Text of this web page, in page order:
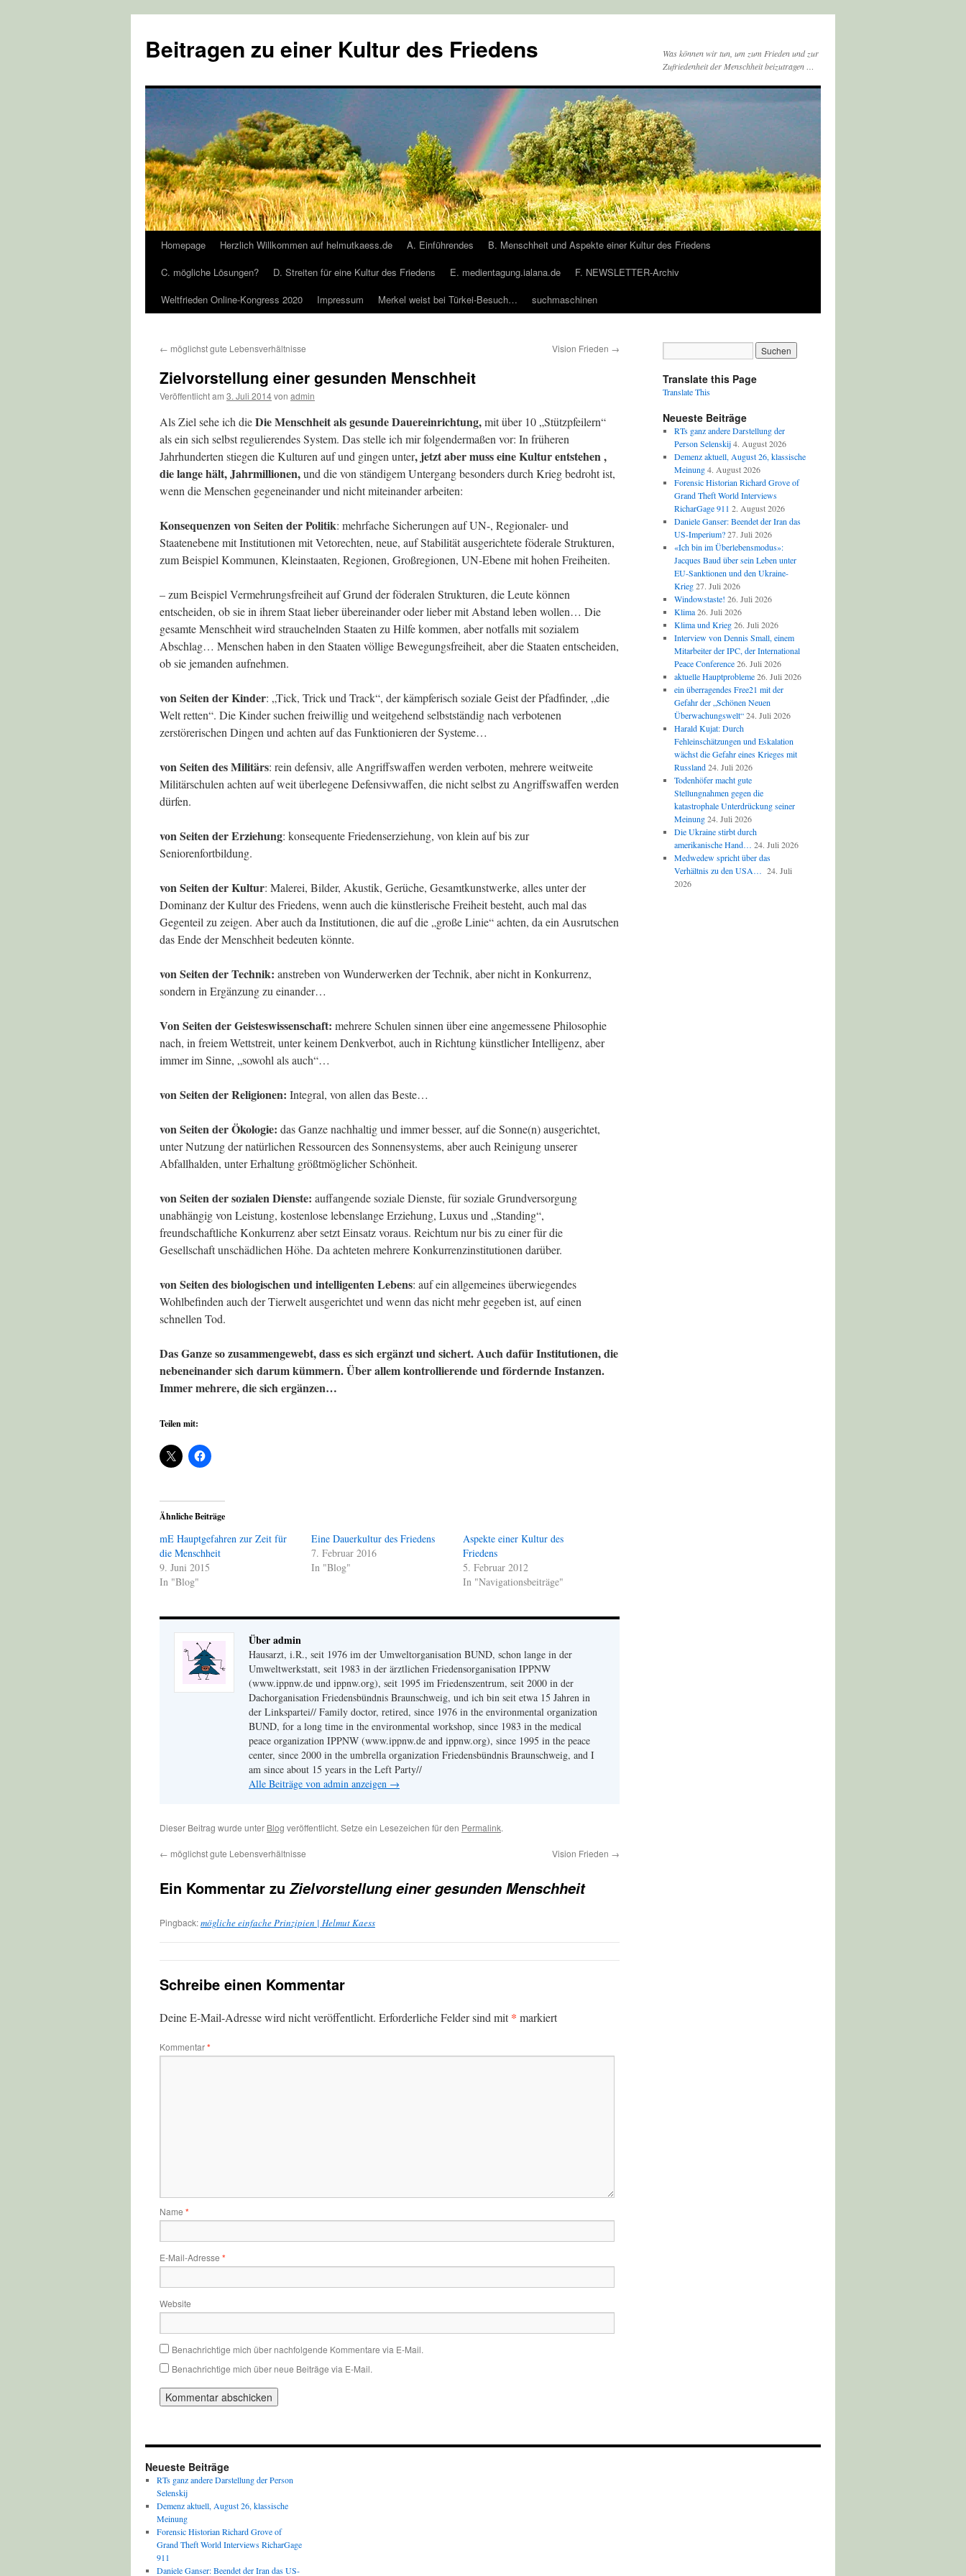
springen
Beitragen zu einer Kultur des Friedens
Was können wir tun, um zum Frieden und zur
Zufriedenheit der Menschheit beizutragen …
Homepage Herzlich Willkommen auf helmutkaess.de A. Einführendes
B. Menschheit und Aspekte einer Kultur des Friedens
C. mögliche Lösungen?
D. Streiten für eine Kultur des Friedens E. medientagung.ialana.de
F. NEWSLETTER-Archiv
Weltfrieden Online-Kongress 2020
Impressum Merkel weist bei Türkei-Besuch… suchmaschinen
← möglichst gute Lebensverhältnisse Vision Frieden →
Zielvorstellung einer gesunden Menschheit
Veröffentlicht am 3. Juli 2014von admin
Als Ziel sehe ich dieDie Menschheit als gesunde Dauereinrichtung,mit über 10 „Stützpfeilern“
als ein sich selbst regulierendes System. Das stelle ich mir folgendermaßen vor: In früheren
Jahrhunderten stiegen die Kulturen auf und gingen unter, jetzt aber muss eine Kultur entstehen ,
die lange hält, Jahrmillionen,und die von ständigem Untergang besonders durch Krieg bedroht ist,
wenn die Menschen gegeneinander und nicht miteinander arbeiten:
Konsequenzen von Seiten der Politik: mehrfache Sicherungen auf UN-, Regionaler- und
Staatenebene mit Institutionen mit Vetorechten, neue, auf Stabilität ausgerichtete föderale Strukturen,
zum Beispiel Kommunen, Kleinstaaten, Regionen, Großregionen, UN-Ebene mit hohen Freiheiten.
– zum Beispiel Vermehrungsfreiheit auf Grund der föderalen Strukturen, die Leute können
entscheiden, ob sie in ihrem Staat lieber übereinander oder lieber mit Abstand leben wollen… Die
gesamte Menschheit wird strauchelnden Staaten zu Hilfe kommen, aber notfalls mit sozialem
Abschlag… Menschen haben in den Staaten völlige Bewegungsfreiheit, aber die Staaten entscheiden,
ob sie jemanden aufnehmen.
von Seiten der Kinder: „Tick, Trick und Track“, der kämpferisch soziale Geist der Pfadfinder, „die
Welt retten“. Die Kinder suchen freiwillig und weitgehend selbstständig nach verbotenen
zerstörerischen Dingen und achten auf das Funktionieren der Systeme…
von Seiten des Militärs: rein defensiv, alle Angriffswaffen werden verboten, mehrere weitweite
Militärschulen achten auf weit überlegene Defensivwaffen, die nicht selbst zu Angriffswaffen werden
dürfen.
von Seiten der Erziehung: konsequente Friedenserziehung, von klein auf bis zur
Seniorenfortbildung.
von Seiten der Kultur: Malerei, Bilder, Akustik, Gerüche, Gesamtkunstwerke, alles unter der
Dominanz der Kultur des Friedens, wenn auch die künstlerische Freiheit besteht, auch mal das
Gegenteil zu zeigen. Aber auch da Institutionen, die auf die „große Linie“ achten, da ein Ausrutschen
das Ende der Menschheit bedeuten könnte.
von Seiten der Technik: anstreben von Wunderwerken der Technik, aber nicht in Konkurrenz,
sondern in Ergänzung zu einander…
Von Seiten der Geisteswissenschaft: mehrere Schulen sinnen über eine angemessene Philosophie
nach, in freiem Wettstreit, unter keinem Denkverbot, auch in Richtung künstlicher Intelligenz, aber
immer im Sinne, „sowohl als auch“…
von Seiten der Religionen: Integral, von allen das Beste…
von Seiten der Ökologie: das Ganze nachhaltig und immer besser, auf die Sonne(n) ausgerichtet,
unter Nutzung der natürlichen Ressourcen des Sonnensystems, aber auch Reinigung unserer
Abfallhalden, unter Erhaltung größtmöglicher Schönheit.
von Seiten der sozialen Dienste: auffangende soziale Dienste, für soziale Grundversorgung
unabhängig von Leistung, kostenlose lebenslange Erziehung, Luxus und „Standing“,
freundschaftliche Konkurrenz aber setzt Einsatz voraus. Reichtum nur bis zu einer für die
Gesellschaft unschädlichen Höhe. Da achteten mehrere Konkurrenzinstitutionen darüber.
von Seiten des biologischen und intelligenten Lebens: auf ein allgemeines überwiegendes
Wohlbefinden auch der Tierwelt ausgerichtet und wenn das nicht mehr gegeben ist, auf einen
schnellen Tod.
Das Ganze so zusammengewebt, dass es sich ergänzt und sichert. Auch dafür Institutionen, die
nebeneinander sich darum kümmern. Über allem kontrollierende und fördernde Instanzen.
Immer mehrere, die sich ergänzen…
Teilen mit:
Ähnliche Beiträge
mE Hauptgefahren zur Zeit für
die Menschheit
9. Juni 2015
In "Blog"
Eine Dauerkultur des Friedens
7. Februar 2016
In "Blog"
Aspekte einer Kultur des
Friedens
5. Februar 2012
In "Navigationsbeiträge"
Über admin
Hausarzt, i.R., seit 1976 im der Umweltorganisation BUND, schon lange in der
Umweltwerkstatt, seit 1983 in der ärztlichen Friedensorganisation IPPNW
(www.ippnw.de und ippnw.org), seit 1995 im Friedenszentrum, seit 2000 in der
Dachorganisation Friedensbündnis Braunschweig, und ich bin seit etwa 15 Jahren in
der Linkspartei// Family doctor, retired, since 1976 in the environmental organization
BUND, for a long time in the environmental workshop, since 1983 in the medical
peace organization IPPNW (www.ippnw.de and ippnw.org), since 1995 in the peace
center, since 2000 in the umbrella organization Friedensbündnis Braunschweig, and I
am since about 15 years in the Left Party//
Alle Beiträge von admin anzeigen →
Dieser Beitrag wurde unter Blog veröffentlicht. Setze ein Lesezeichen für den Permalink.
← möglichst gute Lebensverhältnisse Vision Frieden →
Ein Kommentar zuZielvorstellung einer gesunden Menschheit
Pingback:mögliche einfache Prinzipien | Helmut Kaess
Schreibe einen Kommentar
Deine E-Mail-Adresse wird nicht veröffentlicht. Erforderliche Felder sind mit* markiert
Kommentar*
Name *
E-Mail-Adresse *
Website
Benachrichtige mich über nachfolgende Kommentare via E-Mail.
Benachrichtige mich über neue Beiträge via E-Mail.
Translate this Page
Translate This
Neueste Beiträge
RTs ganz andere Darstellung der
Person Selenskij 4. August 2026
Demenz aktuell, August 26, klassische
Meinung 4. August 2026
Forensic Historian Richard Grove of
Grand Theft World Interviews
RicharGage 911 2. August 2026
Daniele Ganser: Beendet der Iran das
US-Imperium? 27. Juli 2026
«Ich bin im Überlebensmodus»:
Jacques Baud über sein Leben unter
EU-Sanktionen und den Ukraine-
Krieg 27. Juli 2026
Windowstaste! 26. Juli 2026
Klima 26. Juli 2026
Klima und Krieg 26. Juli 2026
Interview von Dennis Small, einem
Mitarbeiter der IPC, der International
Peace Conference 26. Juli 2026
aktuelle Hauptprobleme 26. Juli 2026
ein überragendes Free21 mit der
Gefahr der „Schönen Neuen
Überwachungswelt“ 24. Juli 2026
Harald Kujat: Durch
Fehleinschätzungen und Eskalation
wächst die Gefahr eines Krieges mit
Russland 24. Juli 2026
Todenhöfer macht gute
Stellungnahmen gegen die
katastrophale Unterdrückung seiner
Meinung 24. Juli 2026
Die Ukraine stirbt durch
amerikanische Hand… 24. Juli 2026
Medwedew spricht über das
Verhältnis zu den USA… 24. Juli
2026
Neueste Beiträge
RTs ganz andere Darstellung der Person
Selenskij
Demenz aktuell, August 26, klassische
Meinung
Forensic Historian Richard Grove of
Grand Theft World Interviews RicharGage
911
Daniele Ganser: Beendet der Iran das US-